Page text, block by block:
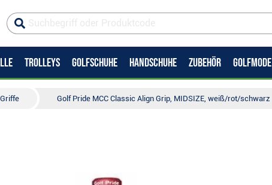
TROLLEYS GOLFSCHUHE HANDSCHUHE ZUBEHÖR GOLFMODE
Griffe Golf Pride MCC Classic Align Grip, MIDSIZE, weiß/rot/schwarz